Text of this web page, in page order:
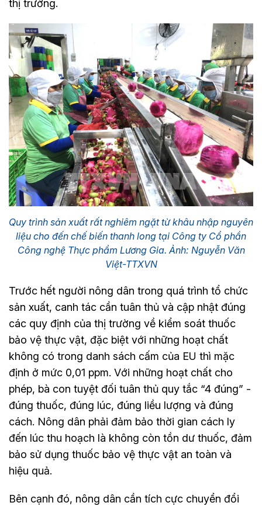
thị trường.
Quy trình sản xuất rất nghiêm ngặt từ khâu nhập nguyên
liệu cho đến chế biến thanh long tại Công ty Cổ phần
Công nghệ Thực phẩm Lương Gia. Ảnh: Nguyễn Văn
Việt-TTXVN
Trước hết người nông dân trong quá trình tổ chức
sản xuất, canh tác cần tuân thủ và cập nhật đúng
các quy định của thị trường về kiểm soát thuốc
bảo vệ thực vật, đặc biệt với những hoạt chất
không có trong danh sách cấm của EU thì mặc
định ở mức 0,01 ppm. Với những hoạt chất cho
phép, bà con tuyệt đối tuân thủ quy tắc “4 đúng” -
đúng thuốc, đúng lúc, đúng liều lượng và đúng
cách. Nông dân phải đảm bảo thời gian cách ly
đến lúc thu hoạch là không còn tồn dư thuốc, đảm
bảo sử dụng thuốc bảo vệ thực vật an toàn và
hiệu quả.
Bên cạnh đó, nông dân cần tích cực chuyển đổi